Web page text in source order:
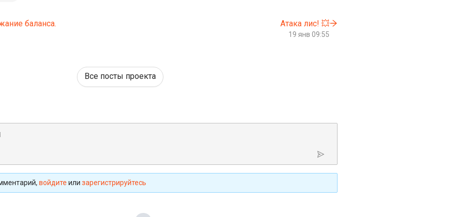
баланса.
Атака лис! 💥
19 янв 09:55
Все посты проекта
войдите или зарегистрируйтесь